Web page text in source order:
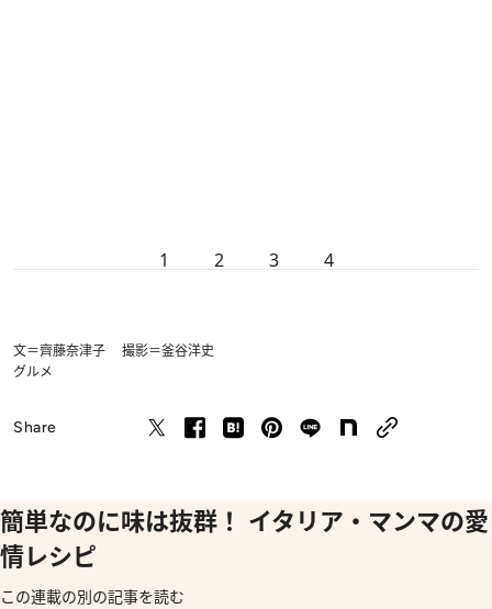
1 2 3 4
文＝齊藤奈津子 撮影＝釜谷洋史
グルメ
Share
簡単なのに味は抜群！ イタリア・マンマの愛
情レシピ
この連載の別の記事を読む